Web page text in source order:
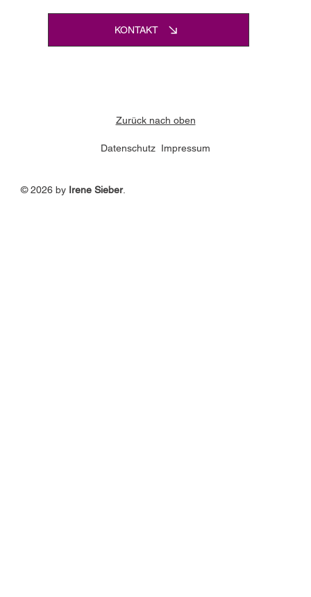
KONTAKT
Datenschutz Impressum
Zurück nach oben
© 2026 by Irene Sieber.